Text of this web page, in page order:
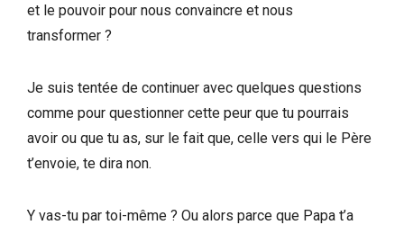
et le pouvoir pour nous convaincre et nous
transformer ?
Je suis tentée de continuer avec quelques questions
comme pour questionner cette peur que tu pourrais
avoir ou que tu as, sur le fait que, celle vers qui le Père
t’envoie, te dira non.
Y vas-tu par toi-même ? Ou alors parce que Papa t’a